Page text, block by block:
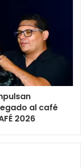
al café
2026